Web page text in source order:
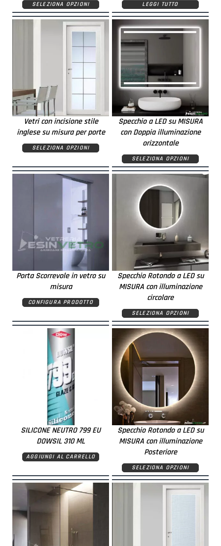
SELEZIONA OPZIONI LEGGI TUTTO
Vetri con incisione stile
inglese su misura per porte
SELEZIONA OPZIONI
Specchio a LED su MISURA
con Doppia illuminazione
orizzontale
SELEZIONA OPZIONI
Porta Scorrevole in vetro su
misura
CONFIGURA PRODOTTO
Specchio Rotondo a LED su
MISURA con illuminazione
circolare
SELEZIONA OPZIONI
SILICONE NEUTRO 799 EU
DOWSIL 310 ML
AGGIUNGI AL CARRELLO
Specchio Rotondo a LED su
MISURA con illuminazione
Posteriore
SELEZIONA OPZIONI